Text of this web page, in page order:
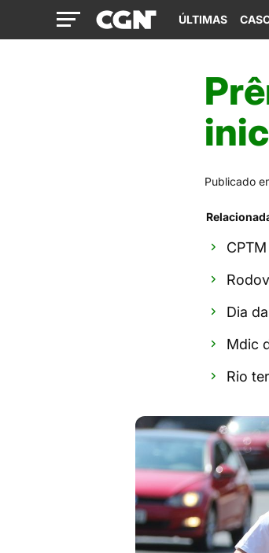
ÚLTIMAS
Publicado
Dia
Mdic
Rio